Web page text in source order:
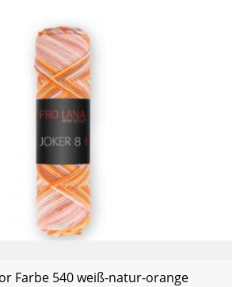
Farbe 540 weiß-natur-orange